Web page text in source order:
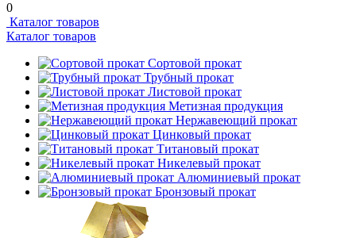
0
Каталог товаров
Каталог товаров
Сортовой прокат
Трубный прокат
Листовой прокат
Метизная продукция
Нержавеющий прокат
Цинковый прокат
Титановый прокат
Никелевый прокат
Алюминиевый прокат
Бронзовый прокат